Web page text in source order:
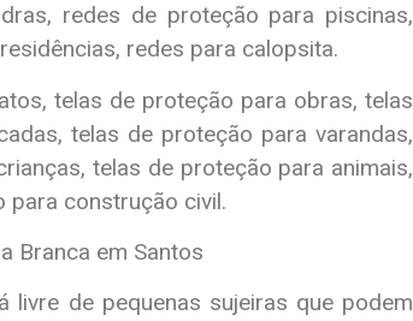
redes de proteção para piscinas,
redes para calopsita.
telas de proteção para obras, telas
telas de proteção para varandas,
telas de proteção para animais,
para construção civil.
Branca em Santos
de pequenas sujeiras que podem